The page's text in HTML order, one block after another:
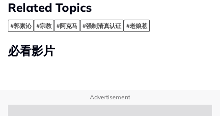
Related Topics
#郭素沁 #宗教 #阿克马 #强制清真认证 #老娘惹
必看影片
Advertisement